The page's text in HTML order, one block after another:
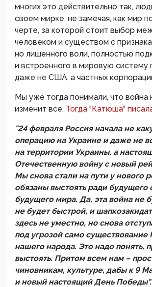
многих это действительно так,
своем мирке, не замечая, как мир
черте, за которой стоит выбор
человеком и существом с
но лишенного воли, полностью
и встроенного в мировую систему
даже не США, а частных
Мы уже тогда понимали, что война
изменит все. Тогда "Катюша"
"24 февраля Россия начала не
операцию на Украине и даже не
на территории Украины, а
Отечественную войну с новый
Мы снова стали на пути у нового
обязаны выстоять ради будущего
будущего мира. Да, эта война не
не будет быстрой, и
здесь не уместно, но снова
под угрозой само существование
нашего народа. Это надо понять,
выстоять. Притом всем нам –
чиновникам, культуре, дабы к 9
и новый настоящий День Победы".